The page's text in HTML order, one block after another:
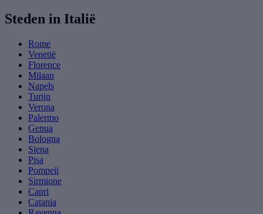
Steden in Italië
Rome
Venetië
Florence
Milaan
Napels
Turijn
Verona
Palermo
Genua
Bologna
Siena
Pisa
Pompeii
Sirmione
Capri
Catania